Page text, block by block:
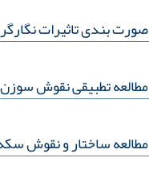
صورت بندی تاثیرات
مطالعه تطبیقی نقوش
مطالعه ساختار و نقوش